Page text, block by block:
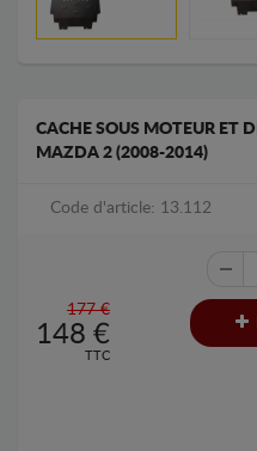
CACHE SOUS MOTEUR ET
MAZDA 2 (2008-2014)
Code d'article: 13.112
177 €
148 €
TTC